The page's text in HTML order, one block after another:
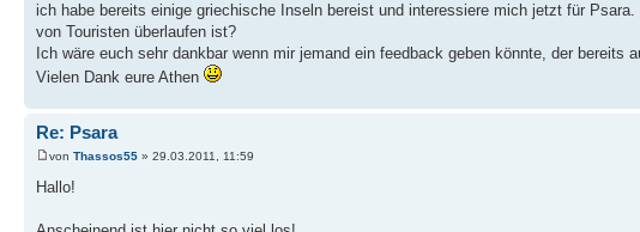
ich habe bereits einige griechische Inseln bereist und interessiere mich jetzt für
von Touristen überlaufen ist?
Ich wäre euch sehr dankbar wenn mir jemand ein feedback geben könnte, der bereits
Vielen Dank eure Athen
Re: Psara
von Thassos55 » 29.03.2011, 11:59
Hallo!